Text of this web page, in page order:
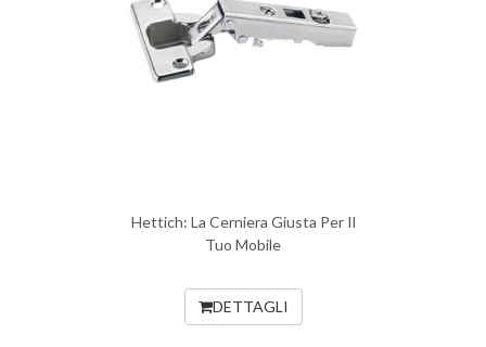
Hettich: La Cerniera Giusta Per Il
Tuo Mobile
DETTAGLI